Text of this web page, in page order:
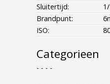
Sluitertijd:
Brandpunt:
ISO:
Categorieen
- - - -